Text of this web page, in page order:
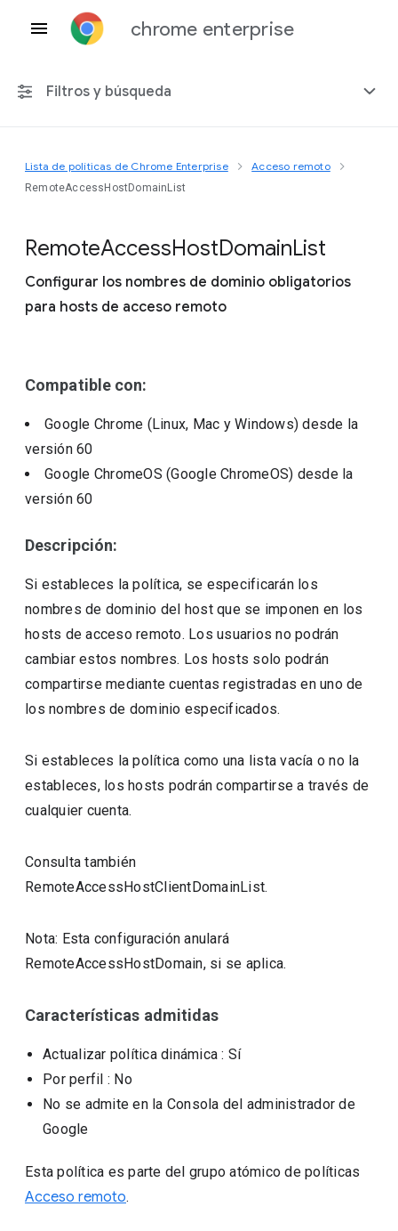
chrome enterprise
Filtros y búsqueda
Cualquier plataforma
Incluir políticas obsoletas
Lista de políticas de Chrome Enterprise Acceso remoto
RemoteAccessHostDomainList
RemoteAccessHostDomainList
Configurar los nombres de dominio obligatorios
para hosts de acceso remoto
Compatible con:
Google Chrome (Linux, Mac y Windows)desde la
versión60
Google ChromeOS (Google ChromeOS) desde la
versión60
Descripción:
Si estableces la política, se especificarán los
nombres de dominio del host que se imponen en los
hosts de acceso remoto. Los usuarios no podrán
cambiar estos nombres. Los hosts solo podrán
compartirse mediante cuentas registradas en uno de
los nombres de dominio especificados.
Si estableces la política como una lista vacía o no la
estableces, los hosts podrán compartirse a través de
cualquier cuenta.
Consulta también
RemoteAccessHostClientDomainList.
Nota: Esta configuración anulará
RemoteAccessHostDomain, si se aplica.
Características admitidas
Actualizar política dinámica : Sí
Por perfil : No
No se admite en la Consola del administrador de
Google
Esta política es parte del grupo atómico de políticas
Acceso remoto.